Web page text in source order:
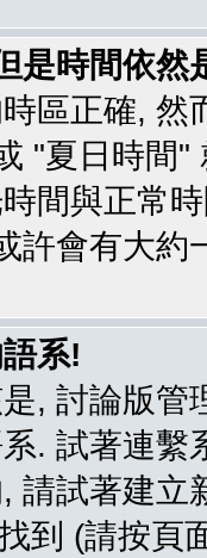
是時間依然
區正確,
"夏日時間
間與正常
許會有大約
系!
, 討論版
. 試著連
請試著建
到 (請按頁